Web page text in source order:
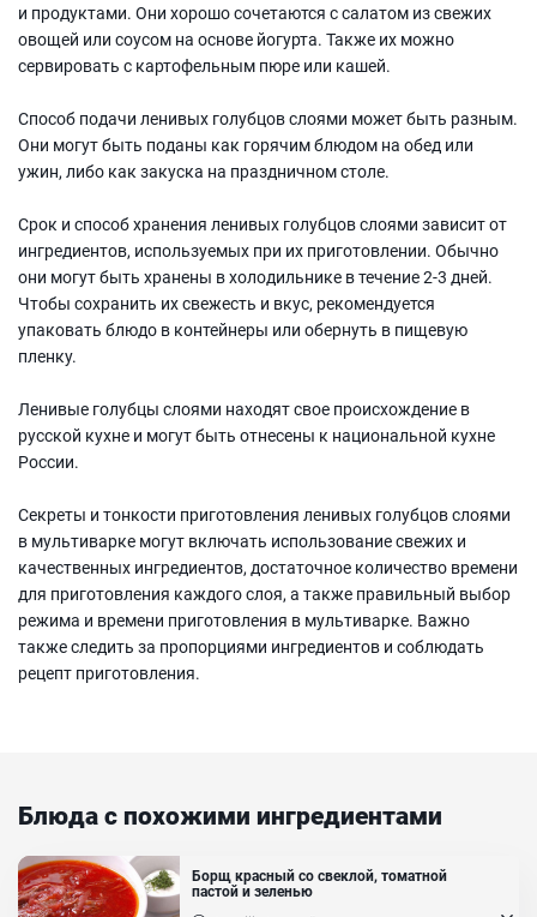
и продуктами. Они хорошо сочетаются с салатом из свежих
овощей или соусом на основе йогурта. Также их можно
сервировать с картофельным пюре или кашей.
Способ подачи ленивых голубцов слоями может быть разным.
Они могут быть поданы как горячим блюдом на обед или
ужин, либо как закуска на праздничном столе.
Срок и способ хранения ленивых голубцов слоями зависит от
ингредиентов, используемых при их приготовлении. Обычно
они могут быть хранены в холодильнике в течение 2-3 дней.
Чтобы сохранить их свежесть и вкус, рекомендуется
упаковать блюдо в контейнеры или обернуть в пищевую
пленку.
Ленивые голубцы слоями находят свое происхождение в
русской кухне и могут быть отнесены к национальной кухне
России.
Секреты и тонкости приготовления ленивых голубцов слоями
в мультиварке могут включать использование свежих и
качественных ингредиентов, достаточное количество времени
для приготовления каждого слоя, а также правильный выбор
режима и времени приготовления в мультиварке. Важно
также следить за пропорциями ингредиентов и соблюдать
рецепт приготовления.
Блюда с похожими ингредиентами
Борщ красный со свеклой, томатной
пастой и зеленью